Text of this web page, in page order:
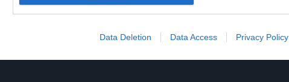
Data Deletion Data Access Privacy Policy